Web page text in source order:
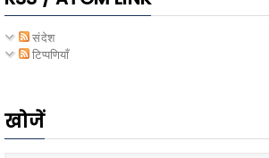
संदेश
टिप्पणियाँ
खोजें